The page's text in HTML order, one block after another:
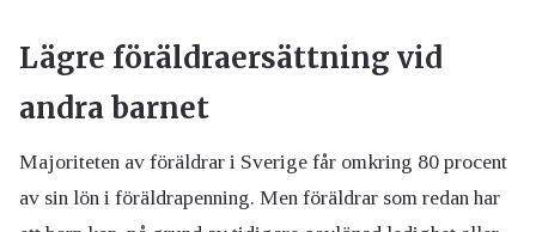
Lägre föräldraersättning vid
andra barnet
Majoriteten av föräldrar i Sverige får omkring 80 procent
av sin lön i föräldrapenning. Men föräldrar som redan har